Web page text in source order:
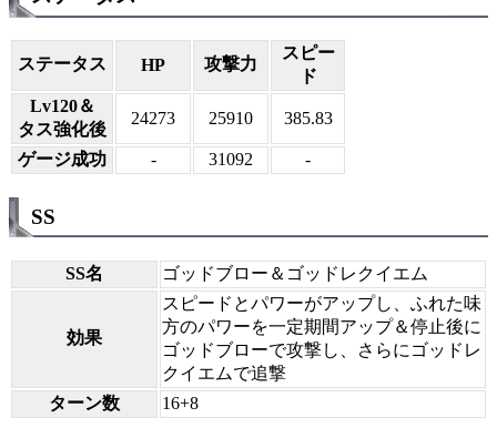
ステータス HP 攻撃力
スピー
ド
Lv120＆
タス強化後
24273 25910 385.83
ゲージ成功 - 31092 -
SS
SS名 ゴッドブロー＆ゴッドレクイエム
効果
スピードとパワーがアップし、ふれた味
方のパワーを一定期間アップ＆停止後に
ゴッドブローで攻撃し、さらにゴッドレ
クイエムで追撃
ターン数
16+8